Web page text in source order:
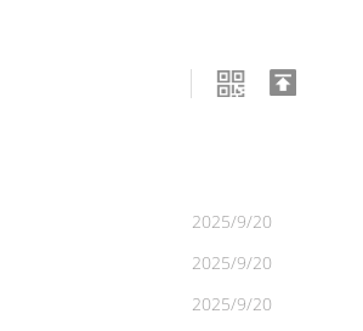
2025/9/20
2025/9/20
2025/9/20